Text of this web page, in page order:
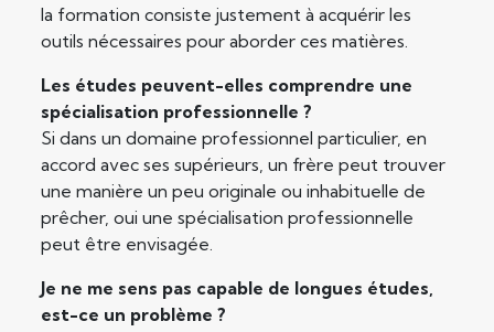
la formation consiste justement à acquérir les
outils nécessaires pour aborder ces matières.
Les études peuvent-elles comprendre une
spécialisation professionnelle ?
Si dans un domaine professionnel particulier, en
accord avec ses supérieurs, un frère peut trouver
une manière un peu originale ou inhabituelle de
prêcher, oui une spécialisation professionnelle
peut être envisagée.
Je ne me sens pas capable de longues études,
est-ce un problème ?